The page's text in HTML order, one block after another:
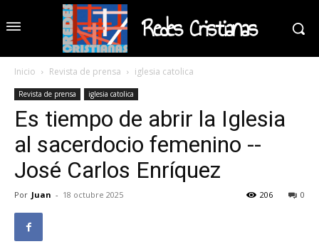
Redes Cristianas
Inicio Revista de prensa iglesia catolica
Revista de prensa iglesia catolica
Es tiempo de abrir la Iglesia
al sacerdocio femenino --
José Carlos Enríquez
Por Juan - 18 octubre 2025 0
206